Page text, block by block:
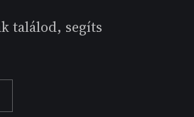
találod, segíts